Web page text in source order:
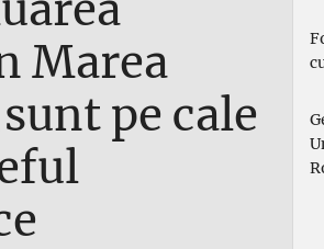
Marea
pe cale